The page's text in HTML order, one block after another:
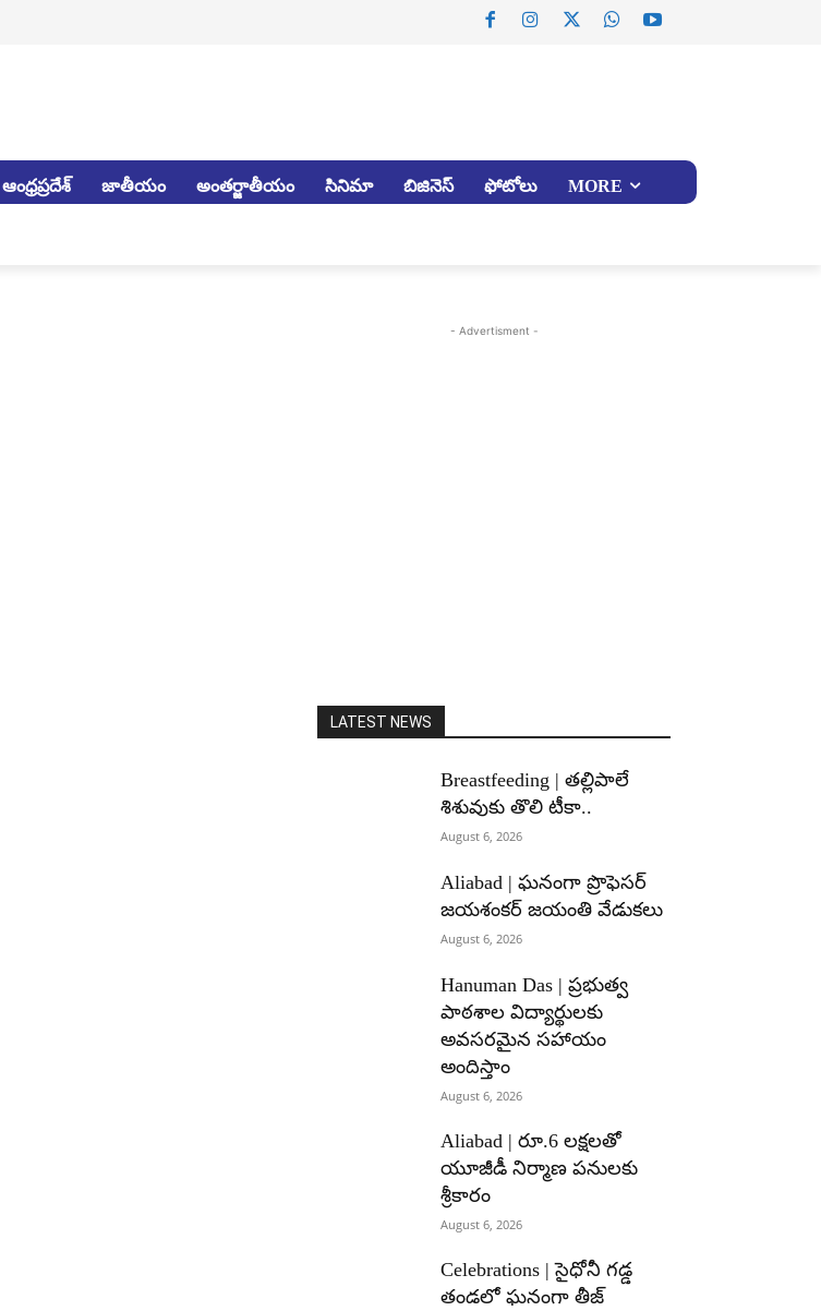
ఆంధ్రప్రదేశ్ జాతీయం అంతర్జాతీయం సినిమా బిజినెస్ ఫోటోలు MORE
- Advertisment -
LATEST NEWS
Breastfeeding | తల్లిపాలే
శిశువుకు తొలి టీకా..
August 6, 2026
Aliabad | ఘనంగా ప్రొఫెసర్
జయశంకర్ జయంతి వేడుకలు
August 6, 2026
Hanuman Das | ప్రభుత్వ
పాఠశాల విద్యార్థులకు
అవసరమైన సహాయం
అందిస్తాం
August 6, 2026
Aliabad | రూ.6 లక్షలతో
యూజీడీ నిర్మాణ పనులకు
శ్రీకారం
August 6, 2026
Celebrations | సైధోనీ గడ్డ
తండలో ఘనంగా తీజ్